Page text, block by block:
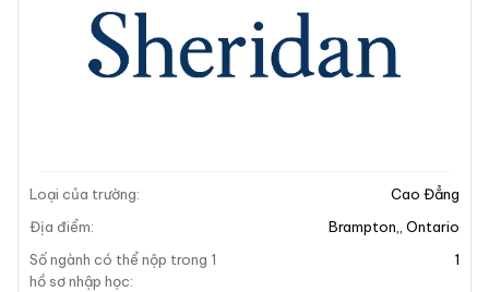
Loại của trường:
Cao Đẳng
Địa điểm: Brampton,
Ontario
Số ngành có thể nộp trong 1
hồ sơ nhập học:
1